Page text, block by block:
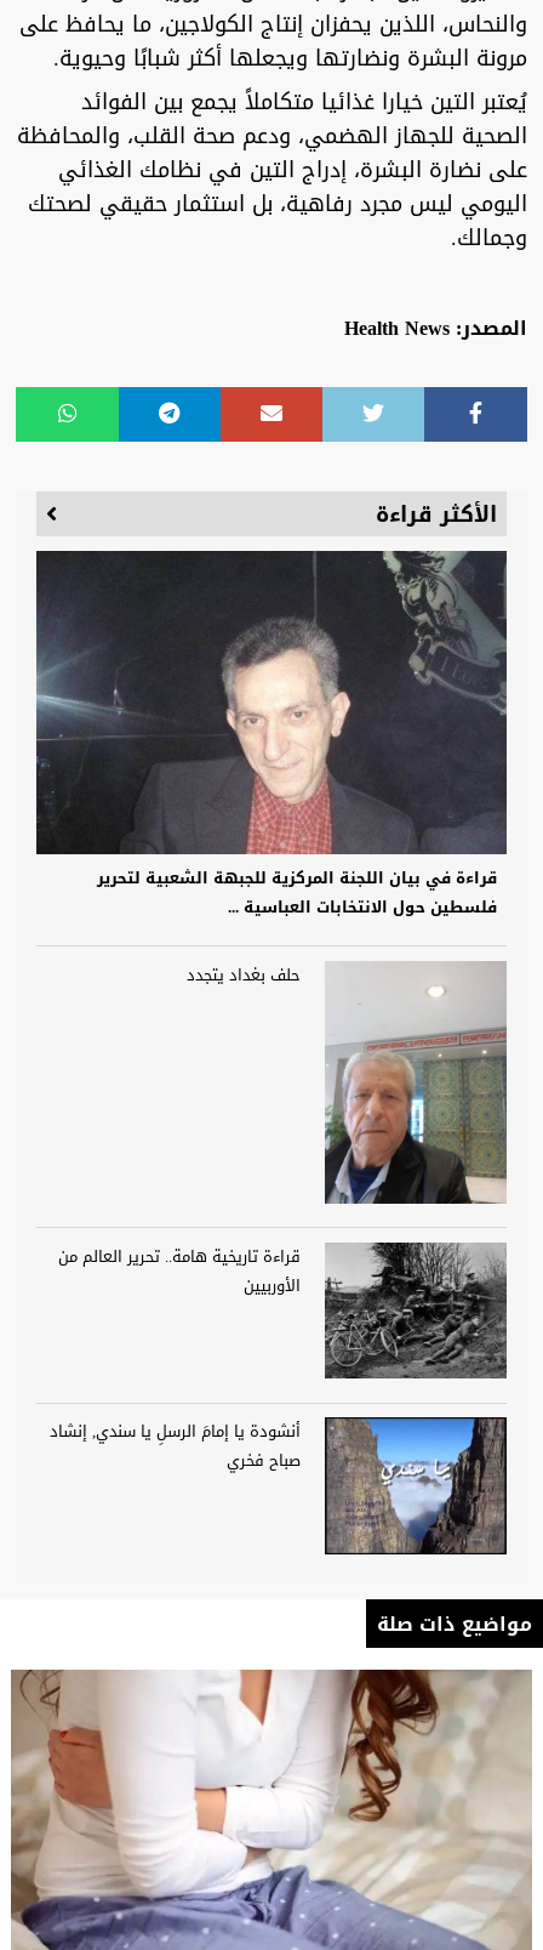
والنحاس، اللذين يحفزان إنتاج الكولاجين، ما يحافظ على
مرونة البشرة ونضارتها ويجعلها أكثر شبابًا وحيوية.
يُعتبر التين خيارا غذائيا متكاملاً يجمع بين الفوائد
الصحية للجهاز الهضمي، ودعم صحة القلب، والمحافظة
على نضارة البشرة، إدراج التين في نظامك الغذائي
اليومي ليس مجرد رفاهية، بل استثمار حقيقي لصحتك
وجمالك.
المصدر: Health News
الأكثر قراءة
قراءة في بيان اللجنة المركزية للجبهة الشعبية لتحرير
فلسطين حول الانتخابات العباسية ...
حلف بغداد يتجدد
قراءة تاريخية هامة.. تحرير العالم من
الأوربيين
أنشودة يا إمامَ الرسلِ يا سندي, إنشاد
صباح فخري
مواضيع ذات صلة